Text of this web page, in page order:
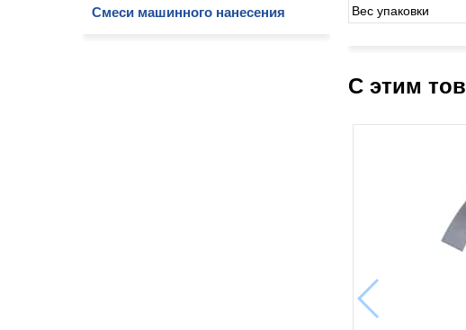
Смеси машинного нанесения
Вес упаковки
С этим